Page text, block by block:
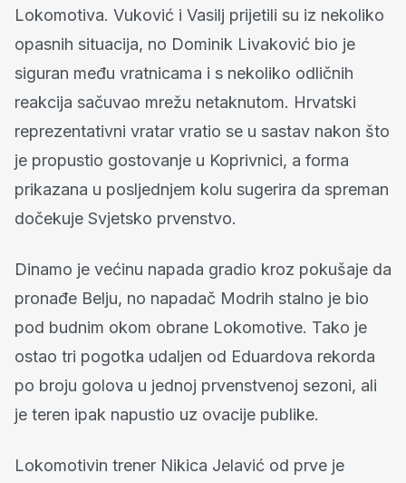
Lokomotiva. Vuković i Vasilj prijetili su iz nekoliko
opasnih situacija, no Dominik Livaković bio je
siguran među vratnicama i s nekoliko odličnih
reakcija sačuvao mrežu netaknutom. Hrvatski
reprezentativni vratar vratio se u sastav nakon što
je propustio gostovanje u Koprivnici, a forma
prikazana u posljednjem kolu sugerira da spreman
dočekuje Svjetsko prvenstvo.
Dinamo je većinu napada gradio kroz pokušaje da
pronađe Belju, no napadač Modrih stalno je bio
pod budnim okom obrane Lokomotive. Tako je
ostao tri pogotka udaljen od Eduardova rekorda
po broju golova u jednoj prvenstvenoj sezoni, ali
je teren ipak napustio uz ovacije publike.
Lokomotivin trener Nikica Jelavić od prve je